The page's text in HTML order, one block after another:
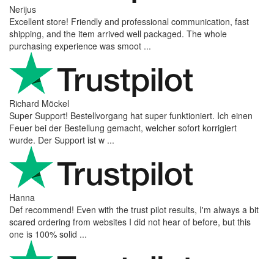
Nerijus
Excellent store! Friendly and professional communication, fast
shipping, and the item arrived well packaged. The whole
purchasing experience was smoot ...
Richard Möckel
Super Support! Bestellvorgang hat super funktioniert. Ich einen
Feuer bei der Bestellung gemacht, welcher sofort korrigiert
wurde. Der Support ist w ...
Hanna
Def recommend! Even with the trust pilot results, I'm always a bit
scared ordering from websites I did not hear of before, but this
one is 100% solid ...